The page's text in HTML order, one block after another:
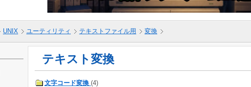
UNIX ユーティリティ テキストファイル用 変換
テキスト変換
文字コード変換 (4)